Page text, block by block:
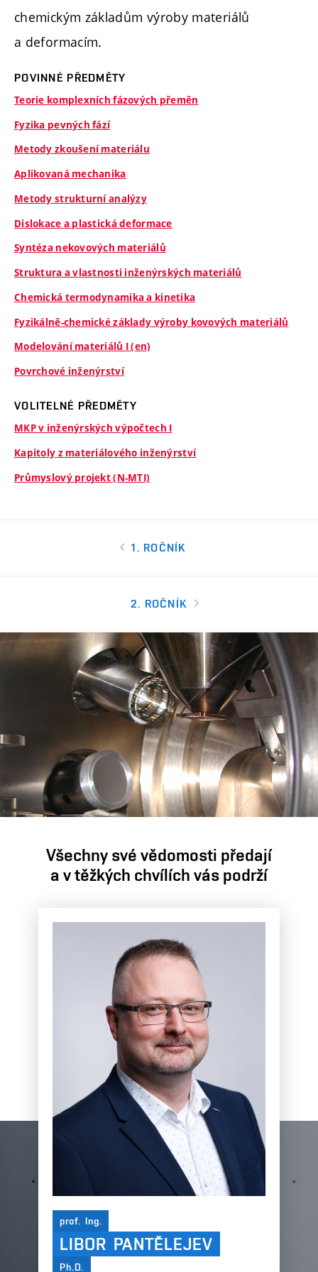
chemickým základům výroby materiálů
a deformacím.
POVINNÉ PŘEDMĚTY
Teorie komplexních fázových přeměn
Fyzika pevných fází
Metody zkoušení materiálu
Aplikovaná mechanika
Metody strukturní analýzy
Dislokace a plastická deformace
Syntéza nekovových materiálů
Struktura a vlastnosti inženýrských materiálů
Chemická termodynamika a kinetika
Fyzikálně-chemické základy výroby kovových materiálů
Modelování materiálů I (en)
Povrchové inženýrství
VOLITELNÉ PŘEDMĚTY
MKP v inženýrských výpočtech I
Kapitoly z materiálového inženýrství
Průmyslový projekt (N-MTI)
1. ROČNÍK
2. ROČNÍK
Všechny své vědomosti předají
a v těžkých chvílích vás podrží
prof. Ing.
LIBOR PANTĚLEJEV
Ph.D.